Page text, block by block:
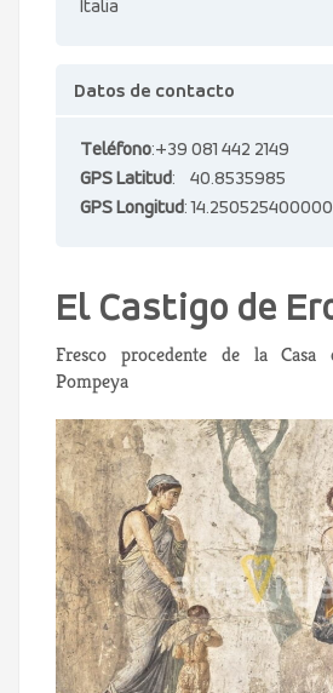
Italia
Datos de contacto
Teléfono:+39 081 442 2149
GPS Latitud: 40.8535985
GPS Longitud:
El Castigo de
Fresco procedente de la Casa
Pompeya